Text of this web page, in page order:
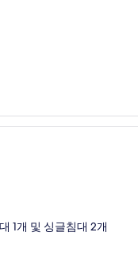
컴포트 쿼드
1개 및 싱글침대 2개